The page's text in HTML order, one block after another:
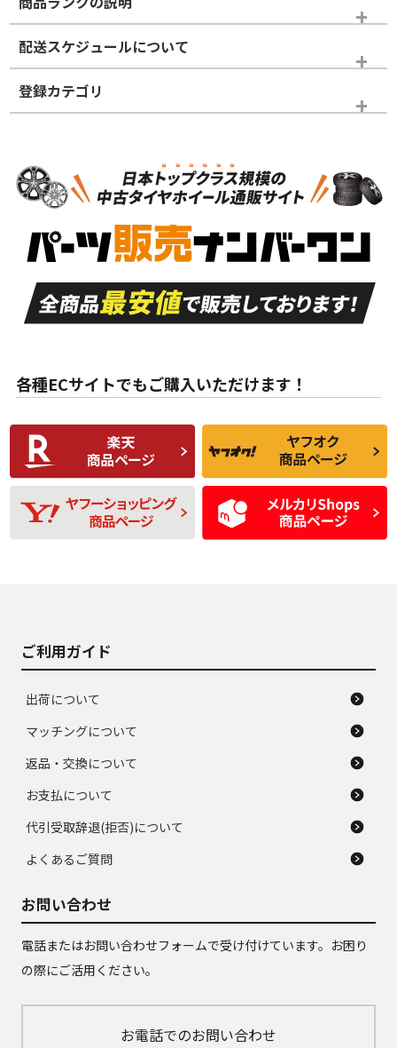
※商品ランクは出品者の主観により判断しておりますので、あら
かじめご了承ください。
ホイールランク
S
品）
S
新車外し品（新古
付き
A
走行距離も少なく、
目立つ傷もほとんど
ない中古品
A
走行距離も少なく、
非常に状態の良い中
古品
な中古品
んどない中古品
C
比較的きれいな中古
品
C
られるが、使用に問
題のない中古品
D
使用感や目立つ傷が
あり、一般的な中古
品
D
残り溝も少なく、偏
磨耗がみられ、短期
間使用できるくらい
の中古品
配送スケジュールについて
登録カテゴリ
スタッドレスタイヤホイールセット
各種ECサイトでもご購入いただけます！
ご利用ガイド
出荷について
マッチングについて
返品・交換について
お支払について
代引受取辞退(拒否)について
よくあるご質問
お問い合わせ
電話またはお問い合わせフォームで受け付けています。お困り
の際にご活用ください。
お電話でのお問い合わせ